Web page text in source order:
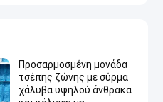
Προσαρμοσμένη μονάδα
τσέπης ζώνης με σύρμα
χάλυβα υψηλού άνθρακα